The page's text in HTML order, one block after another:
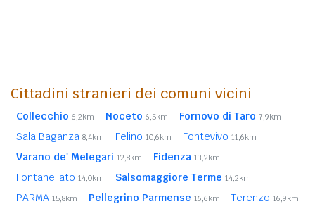
Cittadini stranieri dei comuni vicini
Collecchio 6,2km Noceto 6,5km Fornovo di Taro 7,9km
Sala Baganza 8,4km Felino 10,6km Fontevivo 11,6km
Varano de' Melegari 12,8km Fidenza 13,2km
Fontanellato 14,0km Salsomaggiore Terme 14,2km
PARMA 15,8km Pellegrino Parmense 16,6km Terenzo 16,9km